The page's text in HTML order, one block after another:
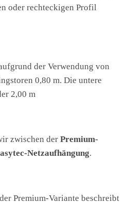
oder rechteckigen Profil
der Verwendung von
0,80 m. Die untere
2,00 m
zwischen der Premium-
Netzaufhängung.
Premium-Variante beschreibt